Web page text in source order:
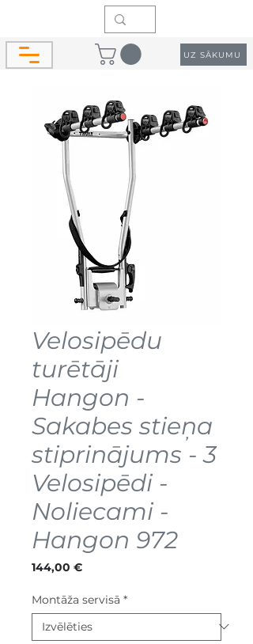
UZ SĀKUMU
Velosipēdu
turētāji
Hangon -
Sakabes stieņa
stiprinājums - 3
Velosipēdi -
Noliecami -
Hangon 972
144,00 €Cena
Montāža servisā *